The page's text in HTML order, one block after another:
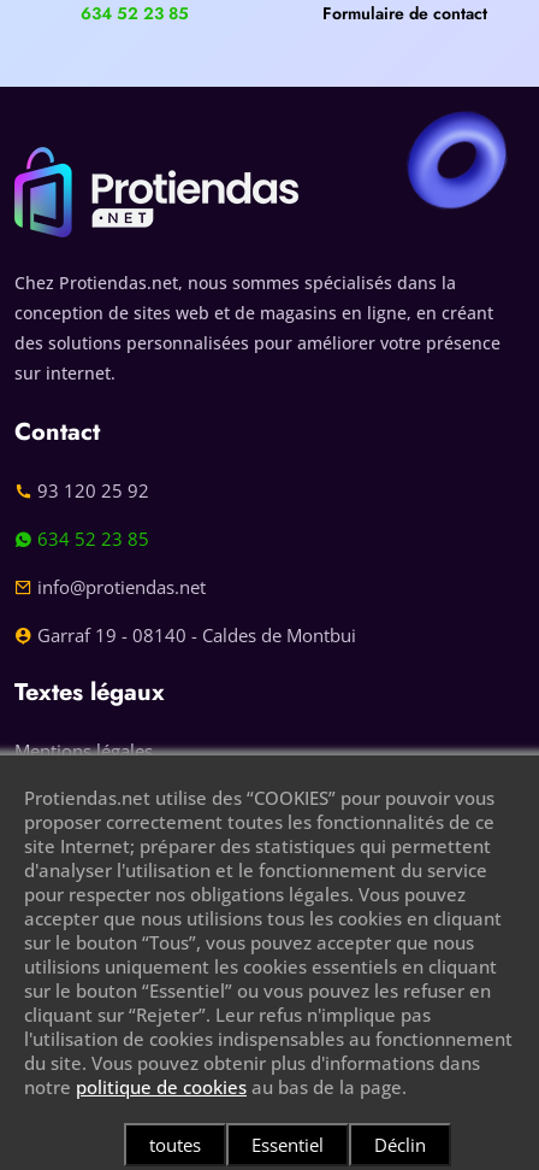
634 52 23 85 Formulaire de contact
Chez Protiendas.net, nous sommes spécialisés dans la
conception de sites web et de magasins en ligne, en créant
des solutions personnalisées pour améliorer votre présence
sur internet.
Contact
93 120 25 92
634 52 23 85
info@protiendas.net
Garraf 19 - 08140 - Caldes de Montbui
Textes légaux
Mentions légales
Politique de confidentialité
Politique des cookies
Laissez votre numéro de téléphone et nous
vous appellerons
Protiendas.net utilise des “COOKIES” pour pouvoir vous
proposer correctement toutes les fonctionnalités de ce
site Internet; préparer des statistiques qui permettent
d'analyser l'utilisation et le fonctionnement du service
pour respecter nos obligations légales. Vous pouvez
accepter que nous utilisions tous les cookies en cliquant
sur le bouton “Tous”, vous pouvez accepter que nous
utilisions uniquement les cookies essentiels en cliquant
sur le bouton “Essentiel” ou vous pouvez les refuser en
cliquant sur “Rejeter”. Leur refus n'implique pas
l'utilisation de cookies indispensables au fonctionnement
du site. Vous pouvez obtenir plus d'informations dans
notre politique de cookies au bas de la page.
toutes Essentiel Déclin